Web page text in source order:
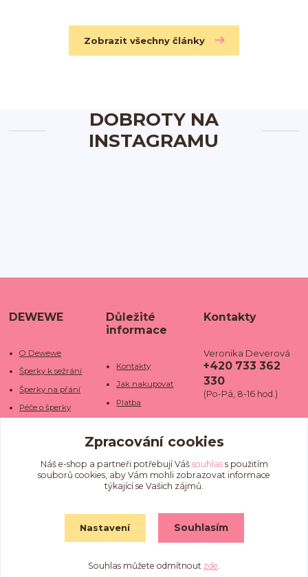
Zobrazit všechny články
DOBROTY NA
INSTAGRAMU
DEWEWE
O Dewewe
Šperky k sežrání
Šperky na přání
Péče o šperky
Kamenné obchody
Fotogalerie
Důležité
informace
Kontakty
Jak nakupovat
Platba
Doba dodání
Doprava
Obchodní podmínky
Ochrana osobních
Kontakty
Veronika Deverová
+420 733 362
330
(Po-Pá, 8-16 hod.)
we.cz
Vytvořeno na Eshop-rychle.cz
Zpracování cookies
Náš e-shop a partneři potřebují Váš souhlass použitím
souborů cookies, aby Vám mohli zobrazovat informace
týkající se Vašich zájmů.
Nastavení Souhlasím
Souhlas můžete odmítnout zde